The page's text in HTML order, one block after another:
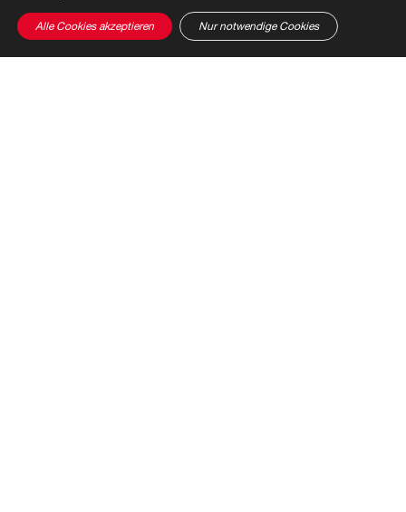
Alle Cookies akzeptieren Nur notwendige Cookies